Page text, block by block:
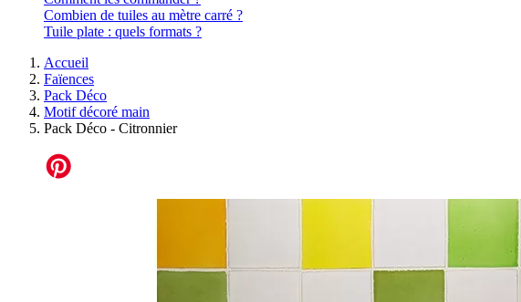
Combien de tuiles au mètre carré ?
Tuile plate : quels formats ?
Accueil
Faïences
Pack Déco
Motif décoré main
Pack Déco - Citronnier